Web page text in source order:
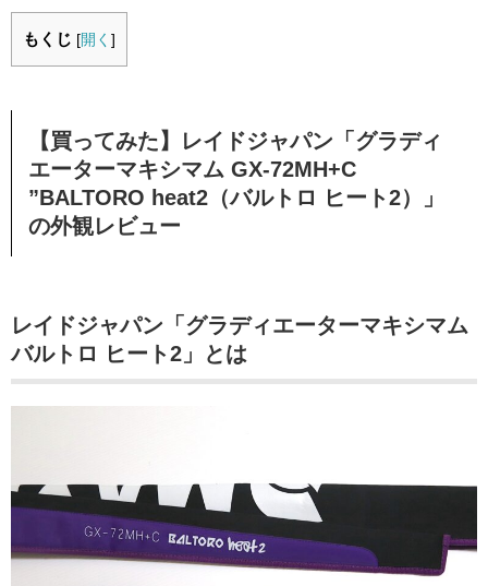
もくじ [開く ]
【買ってみた】レイドジャパン「グラディ
エーターマキシマム GX-72MH+C
”BALTORO heat2（バルトロ ヒート2）」
の外観レビュー
レイドジャパン「グラディエーターマキシマム
バルトロ ヒート2」とは